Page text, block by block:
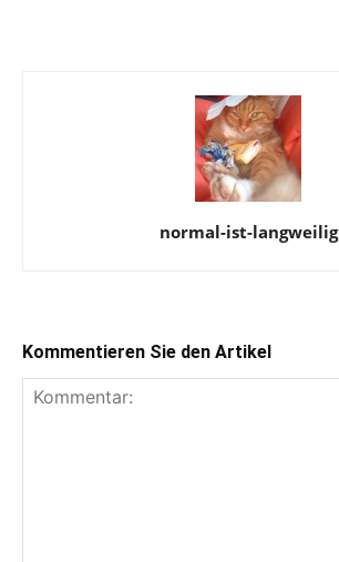
normal-ist-langweilig
Kommentieren Sie den Artikel